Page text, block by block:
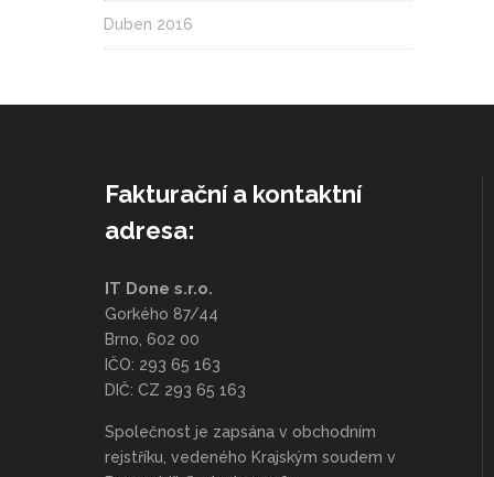
Duben 2016
Fakturační a kontaktní
adresa:
IT Done s.r.o.
Gorkého 87/44
Brno, 602 00
IČO: 293 65 163
DIČ: CZ 293 65 163
Společnost je zapsána v obchodním
rejstříku, vedeného Krajským soudem v